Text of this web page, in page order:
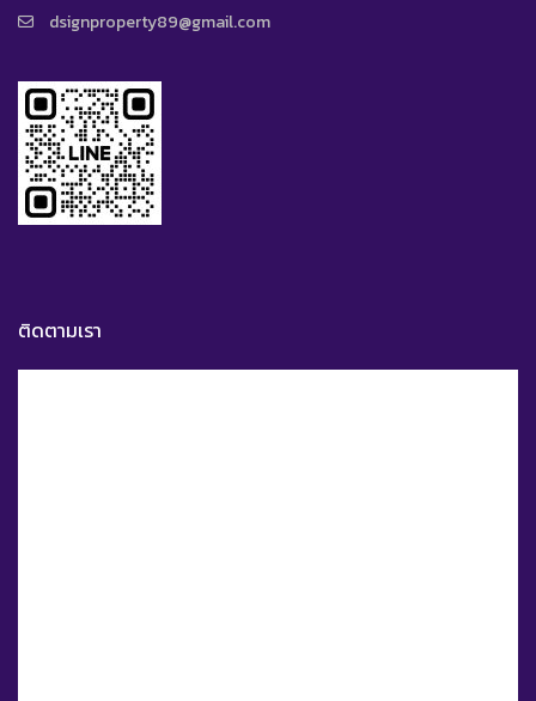
dsignproperty89@gmail.com
ติดตามเรา